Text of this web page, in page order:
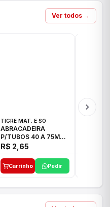
Ver todos →
TIGRE MAT. E SO
ABRACADEIRA
P/TUBOS 40 A 75MM
TIGRE
R$ 2,65
Carrinho Pedir